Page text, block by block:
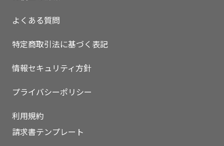
よくある質問
特定商取引法に基づく表記
情報セキュリティ方針
プライバシーポリシー
利用規約
請求書テンプレート